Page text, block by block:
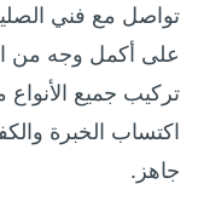
تواصل مع فني
على أكمل وجه من
تركيب جميع
اكتساب الخبرة
جاهز.